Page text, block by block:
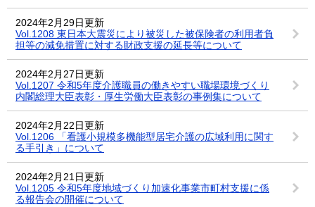
2024年2月29日更新
Vol.1208 東日本大震災により被災した被保険者の利用者負
担等の減免措置に対する財政支援の延長等について
2024年2月27日更新
Vol.1207 令和5年度介護職員の働きやすい職場環境づくり
内閣総理大臣表彰・厚生労働大臣表彰の事例集について
2024年2月22日更新
Vol.1206 「看護小規模多機能型居宅介護の広域利用に関す
る手引き」について
2024年2月21日更新
Vol.1205 令和5年度地域づくり加速化事業市町村支援に係
る報告会の開催について